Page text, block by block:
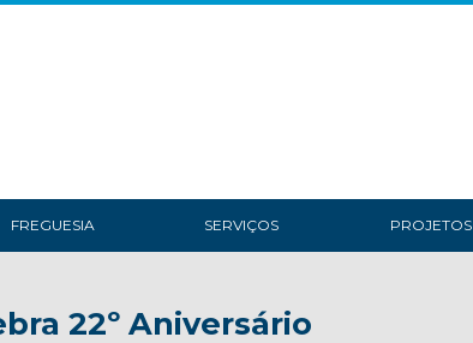
FREGUESIA SERVIÇOS PROJETOS
22º Aniversário